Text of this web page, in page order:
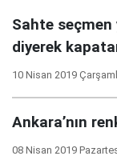
Sahte seçmen
diyerek
10 Nisan 2019
Ankara’nın
08 Nisan 2019